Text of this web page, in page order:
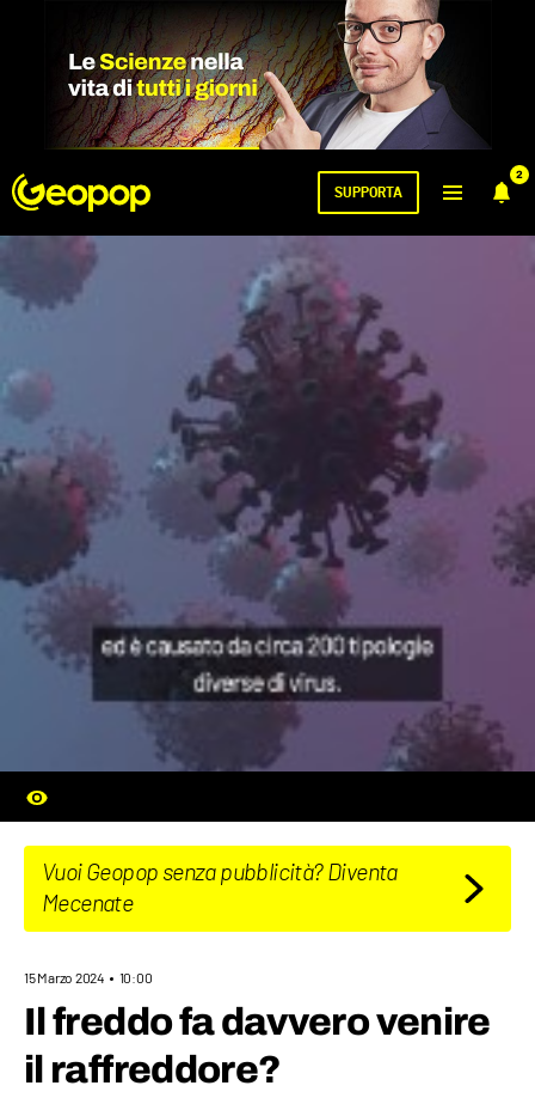
2
SUPPORTA
Vuoi Geopop senza pubblicità? Diventa
Mecenate
15 Marzo 2024 10:00
Il freddo fa davvero venire
il raffreddore?